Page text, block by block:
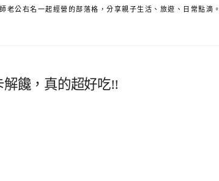
老公右名一起經營的部落格，分享親子生活、旅遊、日常點滴。
饞，真的超好吃!!